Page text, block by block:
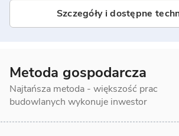
Metoda gospodarcza
Najtańsza metoda - większość prac
budowlanych wykonuje inwestor
Szczegóły i dostępne